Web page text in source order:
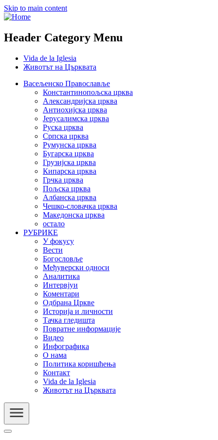
Skip to main content
Header Category Menu
Vida de la Iglesia
Животът на Църквата
Васељенско Православље
Константинопољска црква
Александријска црква
Антиохијска црква
Јерусалимска црква
Руска црква
Српска црква
Румунска црква
Бугарска црква
Грузијска црква
Кипарска црква
Грчка црква
Пољска црква
Албанска црква
Чешко-словачка црква
Македонска црква
остало
РУБРИКЕ
У фокусу
Вести
Богословље
Међуверски односи
Аналитика
Интервјуи
Коментари
Одбрана Цркве
Историја и личности
Тачка гледишта
Повратне информације
Видео
Инфографика
О нама
Политика коришћења
Контакт
Vida de la Iglesia
Животът на Църквата